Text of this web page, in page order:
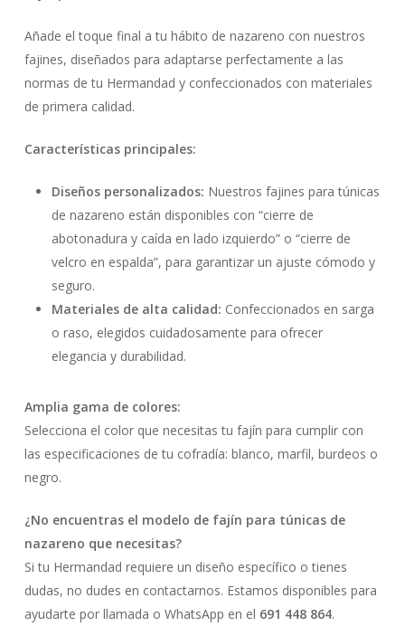
Añade el toque final a tu hábito de nazareno con nuestros
fajines, diseñados para adaptarse perfectamente a las
normas de tu Hermandad y confeccionados con materiales
de primera calidad.
Características principales:
Diseños personalizados: Nuestros fajines para túnicas
de nazareno están disponibles con “cierre de
abotonadura y caída en lado izquierdo” o “cierre de
velcro en espalda”, para garantizar un ajuste cómodo y
seguro.
Materiales de alta calidad: Confeccionados en sarga
o raso, elegidos cuidadosamente para ofrecer
elegancia y durabilidad.
Amplia gama de colores:
Selecciona el color que necesitas tu fajín para cumplir con
las especificaciones de tu cofradía: blanco, marfil, burdeos o
negro.
¿No encuentras el modelo de fajín para túnicas de
nazareno que necesitas?
Si tu Hermandad requiere un diseño específico o tienes
dudas, no dudes en contactarnos. Estamos disponibles para
ayudarte por llamada o WhatsApp en el 691 448 864.